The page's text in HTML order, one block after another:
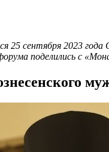
сентября 2023
поделились с